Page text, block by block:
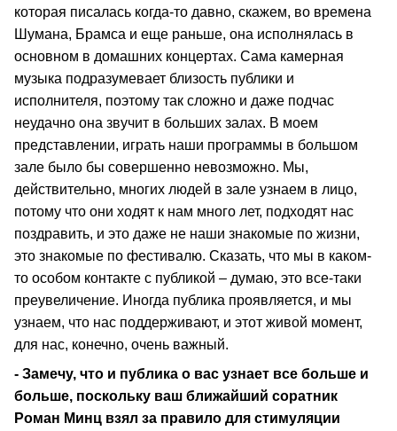
которая писалась когда-то давно, скажем, во времена
Шумана, Брамса и еще раньше, она исполнялась в
основном в домашних концертах. Сама камерная
музыка подразумевает близость публики и
исполнителя, поэтому так сложно и даже подчас
неудачно она звучит в больших залах. В моем
представлении, играть наши программы в большом
зале было бы совершенно невозможно. Мы,
действительно, многих людей в зале узнаем в лицо,
потому что они ходят к нам много лет, подходят нас
поздравить, и это даже не наши знакомые по жизни,
это знакомые по фестивалю. Сказать, что мы в каком-
то особом контакте с публикой – думаю, это все-таки
преувеличение. Иногда публика проявляется, и мы
узнаем, что нас поддерживают, и этот живой момент,
для нас, конечно, очень важный.
- Замечу, что и публика о вас узнает все больше и
больше, поскольку ваш ближайший соратник
Роман Минц взял за правило для стимуляции